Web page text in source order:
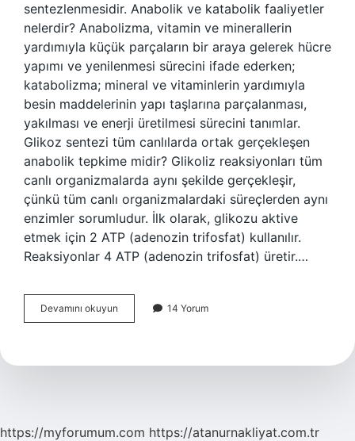
sentezlenmesidir. Anabolik ve katabolik faaliyetler
nelerdir? Anabolizma, vitamin ve minerallerin
yardımıyla küçük parçaların bir araya gelerek hücre
yapımı ve yenilenmesi sürecini ifade ederken;
katabolizma; mineral ve vitaminlerin yardımıyla
besin maddelerinin yapı taşlarına parçalanması,
yakılması ve enerji üretilmesi sürecini tanımlar.
Glikoz sentezi tüm canlılarda ortak gerçekleşen
anabolik tepkime midir? Glikoliz reaksiyonları tüm
canlı organizmalarda aynı şekilde gerçekleşir,
çünkü tüm canlı organizmalardaki süreçlerden aynı
enzimler sorumludur. İlk olarak, glikozu aktive
etmek için 2 ATP (adenozin trifosfat) kullanılır.
Reaksiyonlar 4 ATP (adenozin trifosfat) üretir.…
Devamını okuyun
Oluşumu
Katabolik
14 Yorum
https://myforumum.com https://atanurnakliyat.com.tr